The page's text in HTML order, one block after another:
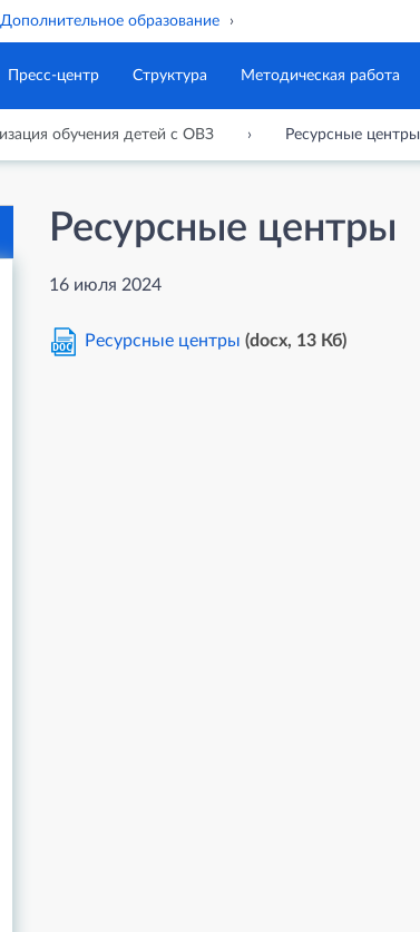
Дополнительное образование
Пресс-центр Структура Методическая работа
обучения детей с ОВЗ Ресурсные центры
Ресурсные центры
16 июля 2024
DOC Ресурсные центры (docx, 13 Кб)